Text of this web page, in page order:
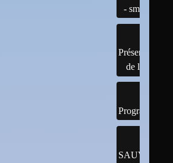
- smb
Présentation
de linux